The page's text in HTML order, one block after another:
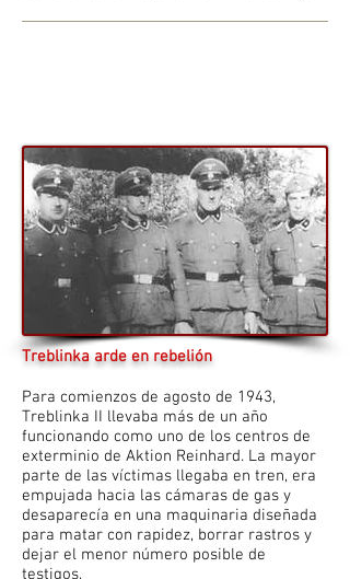
Treblinka arde en rebelión
Para comienzos de agosto de 1943,
Treblinka II llevaba más de un año
funcionando como uno de los centros de
exterminio de Aktion Reinhard. La mayor
parte de las víctimas llegaba en tren, era
empujada hacia las cámaras de gas y
desaparecía en una maquinaria diseñada
para matar con rapidez, borrar rastros y
dejar el menor número posible de
testigos.